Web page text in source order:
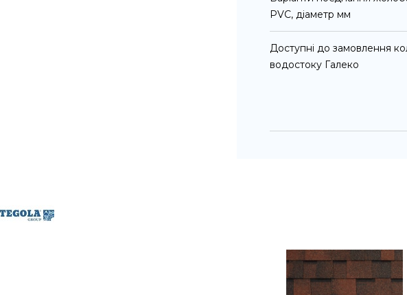
PVC, діаметр мм
Доступні до замовлення
водостоку Галеко